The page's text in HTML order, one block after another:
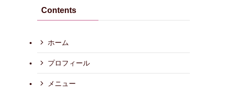
Contents
ホーム
プロフィール
メニュー